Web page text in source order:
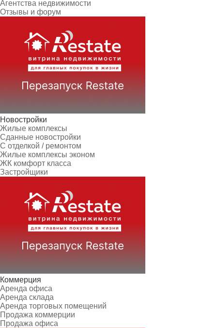
Агентства недвижимости
Отзывы и форум
Новостройки
Жилые комплексы
Сданные новостройки
С отделкой / ремонтом
Жилые комплексы эконом
ЖК комфорт класса
Застройщики
Коммерция
Аренда офиса
Аренда склада
Аренда торговых помещений
Продажа коммерции
Продажа офиса